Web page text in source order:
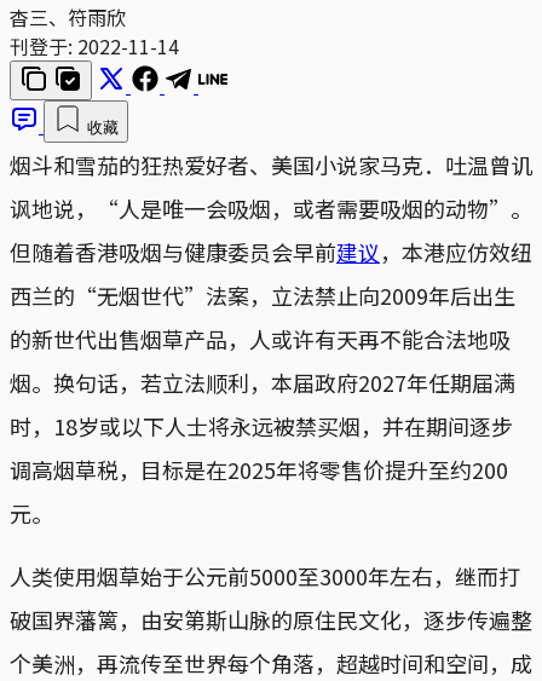
杳三、符雨欣
刊登于: 2022-11-14
收藏
烟斗和雪茄的狂热爱好者、美国小说家马克．吐温曾讥
讽地说，“人是唯一会吸烟，或者需要吸烟的动物”。
但随着香港吸烟与健康委员会早前建议，本港应仿效纽
西兰的“无烟世代”法案，立法禁止向2009年后出生
的新世代出售烟草产品，人或许有天再不能合法地吸
烟。换句话，若立法顺利，本届政府2027年任期届满
时，18岁或以下人士将永远被禁买烟，并在期间逐步
调高烟草税，目标是在2025年将零售价提升至约200
元。
人类使用烟草始于公元前5000至3000年左右，继而打
破国界藩篱，由安第斯山脉的原住民文化，逐步传遍整
个美洲，再流传至世界每个角落，超越时间和空间，成